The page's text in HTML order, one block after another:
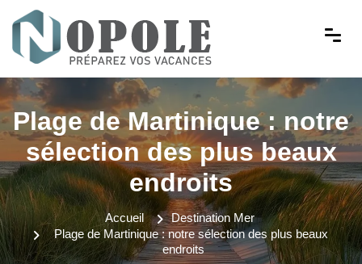
Plage de Martinique : notre
sélection des plus beaux
endroits
Accueil
Destination Mer
Plage de Martinique : notre sélection des plus beaux
endroits